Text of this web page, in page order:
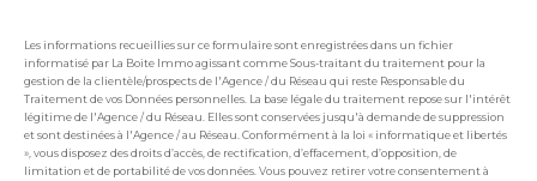
Les informations recueillies sur ce formulaire sont enregistrées dans un fichier
informatisé par La Boite Immo agissant comme Sous-traitant du traitement pour la
gestion de la clientèle/prospects de l'Agence / du Réseau qui reste Responsable du
Traitement de vos Données personnelles. La base légale du traitement repose sur l'intérêt
légitime de l'Agence / du Réseau. Elles sont conservées jusqu'à demande de suppression
et sont destinées à l'Agence / au Réseau. Conformément à la loi « informatique et libertés
», vous disposez des droits d’accès, de rectification, d’effacement, d’opposition, de
limitation et de portabilité de vos données. Vous pouvez retirer votre consentement à